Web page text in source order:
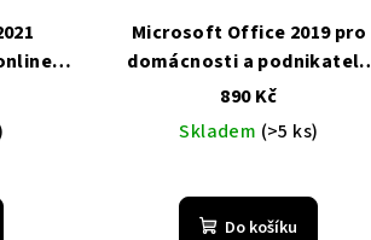
Levně, Doprava zdarma
Doprava zdarma
Levně, Doprava zdarma
Microsoft Office 2019 pro
domácnosti a podnikatele
MacOS , Nová elektronická
licence, MultilingualLevně,
Doprava zdarma
890 Kč
Skladem (>5 ks)
Do košíku